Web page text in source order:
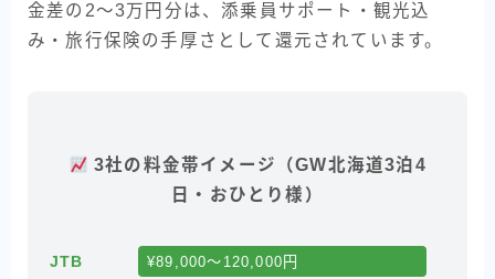
金差の2〜3万円分は、添乗員サポート・観光込
み・旅行保険の手厚さとして還元されています。
3社の料金帯イメージ（GW北海道3泊4
日・おひとり様）
JTB ¥89,000〜120,000円